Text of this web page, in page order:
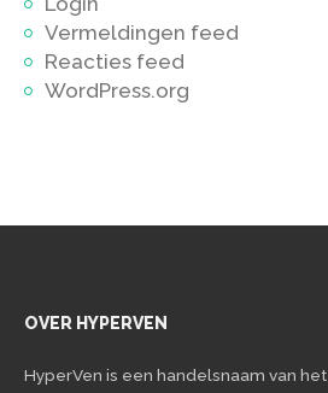
Vermeldingen feed
Reacties feed
WordPress.org
OVER HYPERVEN
HyperVen is een handelsnaam van het